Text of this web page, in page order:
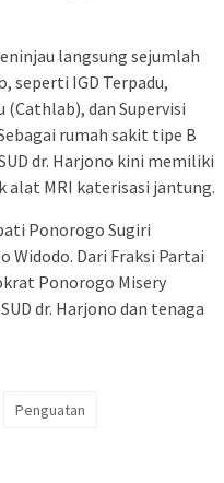
langsung sejumlah
seperti IGD Terpadu,
(Cathlab), dan Supervisi
rumah sakit tipe B
dr. Harjono kini memiliki
alat MRI katerisasi jantung.
Ponorogo Sugiri
Widodo. Dari Fraksi Partai
Ponorogo Misery
dr. Harjono dan tenaga
Penguatan